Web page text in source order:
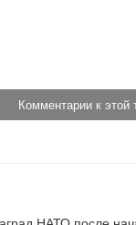
Комментарии к